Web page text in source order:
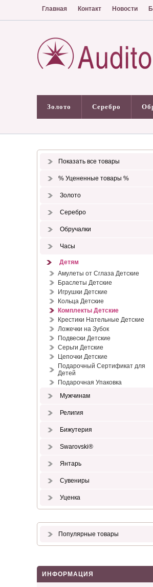
Главная Контакт Новости
Золото Серебро
Показать все товары
% Уцененные товары %
Золото
Серебро
Обручалки
Часы
Детям
Амулеты от Сглаза Детские
Браслеты Детские
Игрушки Детские
Кольца Детские
Комплекты Детские
Крестики Нательные Детские
Ложечки на Зубок
Подвески Детские
Серьги Детские
Цепочки Детские
Подарочный Сертификат для
Детей
Подарочная Упаковка
Мужчинам
Религия
Бижутерия
Swarovski®
Янтарь
Сувениры
Уценка
Популярные товары
ИНФОРМАЦИЯ